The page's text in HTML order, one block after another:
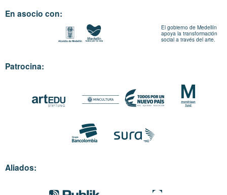
En asocio con:
El gobierno de Medellín
apoya la transformación
social a través del arte.
Patrocina:
Aliados: